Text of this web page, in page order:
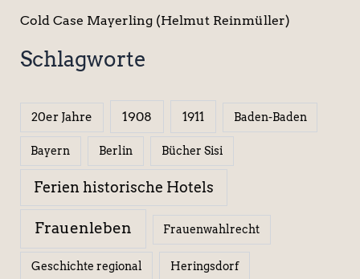
Cold Case Mayerling (Helmut Reinmüller)
Schlagworte
20er Jahre 1908 1911 Baden-Baden
Bayern Berlin Bücher Sisi
Ferien historische Hotels
Frauenleben Frauenwahlrecht
Geschichte regional Heringsdorf